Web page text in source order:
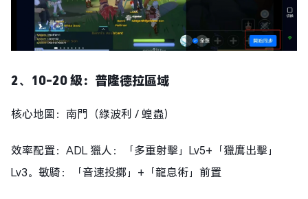
2、 10-20 級：普隆德拉區域
核心地圖：南門（綠波利 / 蝗蟲）
效率配置：ADL 獵人：「多重射擊」Lv5+「獵鷹出擊」
Lv3。敏騎：「音速投擲」+「龍息術」前置